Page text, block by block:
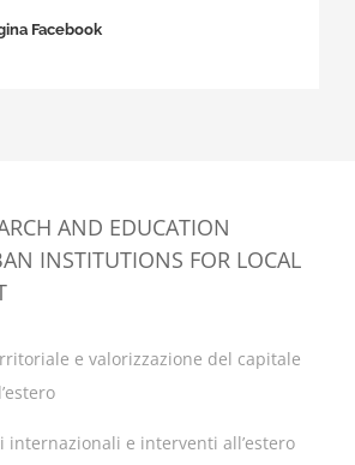
Facebook
AND EDUCATION
INSTITUTIONS FOR LOCAL
e valorizzazione del capitale
internazionali e interventi all’estero